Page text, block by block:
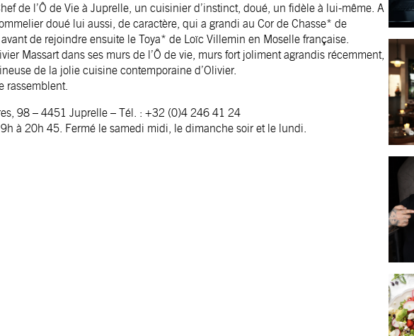
de l’Ô de Vie à Juprelle , un cuisinier d’instinct, doué, un fidèle à lui-même. A
doué lui aussi, de caractère, qui a grandi au Cor de Chasse* de
de rejoindre ensuite le Toya* de Loïc Villemin en Moselle française.
Massart dans ses murs de l’Ô de vie, murs fort joliment agrandis récemment,
de la jolie cuisine contemporaine d’Olivier.
rassemblent.
98 – 4451 Juprelle – Tél. : +32 (0)4 246 41 24
à 20h 45. Fermé le samedi midi, le dimanche soir et le lundi.